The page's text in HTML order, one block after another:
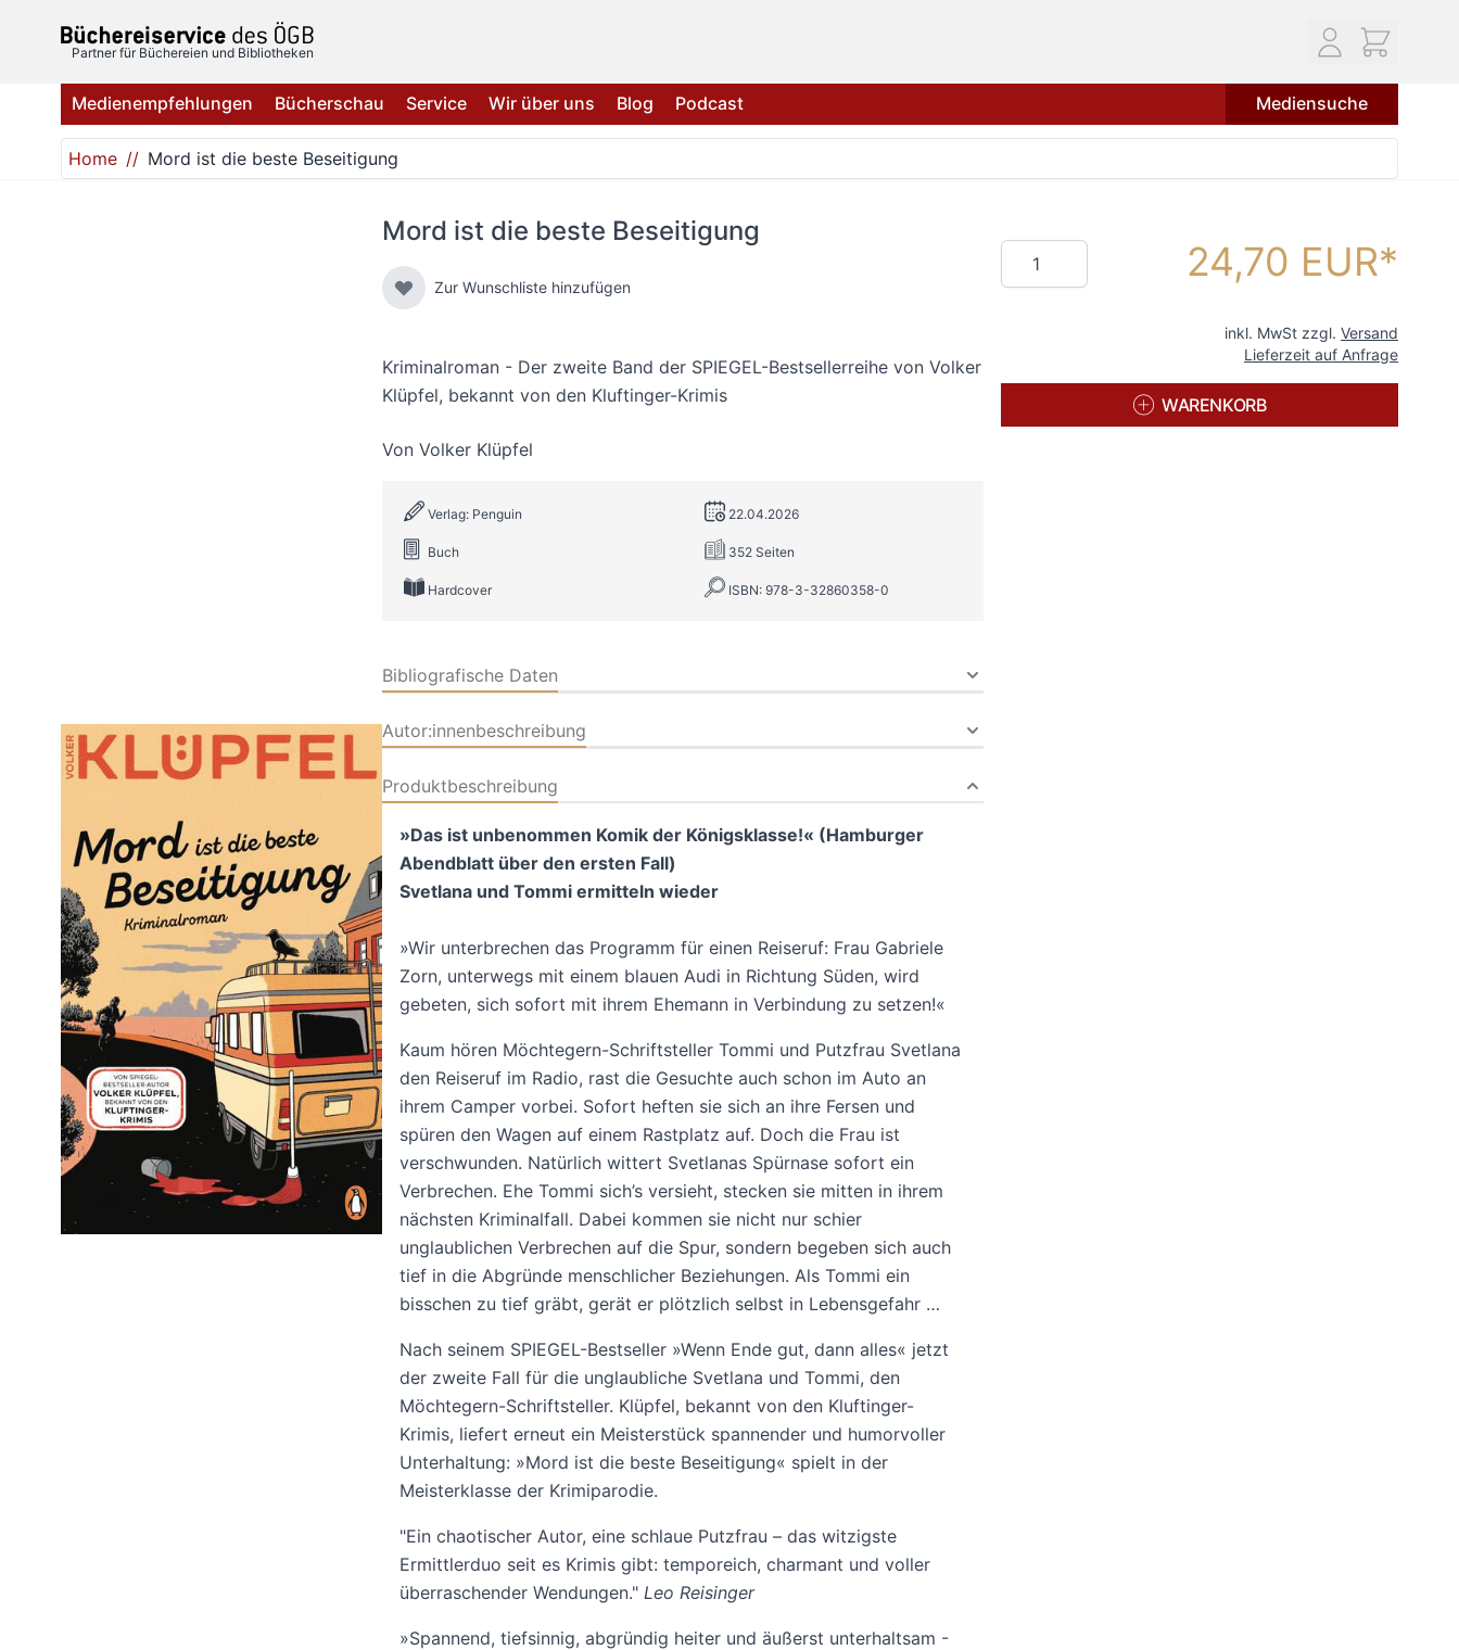
Partner für Büchereien und Bibliotheken
Medienempfehlungen Bücherschau Service Wir über uns Blog Podcast Mediensuche
Home Mord ist die beste Beseitigung
Mord ist die beste Beseitigung
Zur Wunschliste hinzufügen
Kriminalroman - Der zweite Band der SPIEGEL-Bestsellerreihe von Volker
Klüpfel, bekannt von den Kluftinger-Krimis
Von Volker Klüpfel
Verlag: Penguin 22.04.2026
Buch 352 Seiten
Hardcover ISBN: 978-3-32860358-0
Bibliografische Daten
Autor:innenbeschreibung
Produktbeschreibung
»Das ist unbenommen Komik der Königsklasse!« (Hamburger
Abendblatt über den ersten Fall)
Svetlana und Tommi ermitteln wieder
»Wir unterbrechen das Programm für einen Reiseruf: Frau Gabriele
Zorn, unterwegs mit einem blauen Audi in Richtung Süden, wird
gebeten, sich sofort mit ihrem Ehemann in Verbindung zu setzen!«
Kaum hören Möchtegern-Schriftsteller Tommi und Putzfrau Svetlana
den Reiseruf im Radio, rast die Gesuchte auch schon im Auto an
ihrem Camper vorbei. Sofort heften sie sich an ihre Fersen und
spüren den Wagen auf einem Rastplatz auf. Doch die Frau ist
verschwunden. Natürlich wittert Svetlanas Spürnase sofort ein
Verbrechen. Ehe Tommi sich’s versieht, stecken sie mitten in ihrem
nächsten Kriminalfall. Dabei kommen sie nicht nur schier
unglaublichen Verbrechen auf die Spur, sondern begeben sich auch
tief in die Abgründe menschlicher Beziehungen. Als Tommi ein
bisschen zu tief gräbt, gerät er plötzlich selbst in Lebensgefahr …
Nach seinem SPIEGEL-Bestseller »Wenn Ende gut, dann alles« jetzt
der zweite Fall für die unglaubliche Svetlana und Tommi, den
Möchtegern-Schriftsteller. Klüpfel, bekannt von den Kluftinger-
Krimis, liefert erneut ein Meisterstück spannender und humorvoller
Unterhaltung: »Mord ist die beste Beseitigung« spielt in der
Meisterklasse der Krimiparodie.
"Ein chaotischer Autor, eine schlaue Putzfrau – das witzigste
Ermittlerduo seit es Krimis gibt: temporeich, charmant und voller
überraschender Wendungen." Leo Reisinger
»Spannend, tiefsinnig, abgründig heiter und äußerst unterhaltsam -
Menge 24,70 EUR
inkl. MwSt zzgl. Versand
Lieferzeit auf Anfrage
WARENKORB